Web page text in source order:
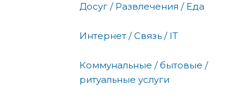
Досуг / Развлечения / Еда
Интернет / Связь / IT
Коммунальные / бытовые /
ритуальные услуги